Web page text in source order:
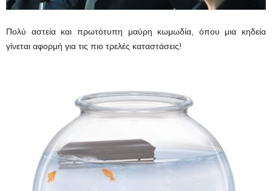
Πολύ αστεία και πρωτότυπη μαύρη κωμωδία, όπου μια κηδεία
γίνεται αφορμή για τις πιο τρελές καταστάσεις!